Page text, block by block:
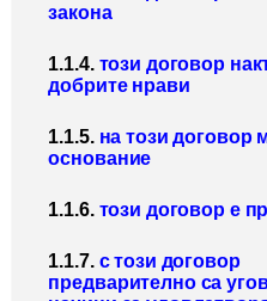
закона
1.1.4.този договор
добрите нрави
1.1.5. на този договор
основание
1.1.6.този договор е
1.1.7.с този договор
предварително са